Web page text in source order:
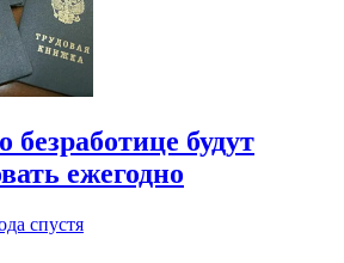
безработице будут
ежегодно
спустя